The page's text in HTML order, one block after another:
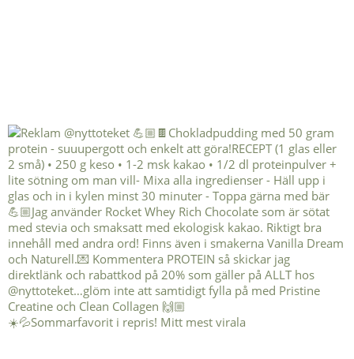
☀️💦Sommarfavorit i repris! Mitt mest virala